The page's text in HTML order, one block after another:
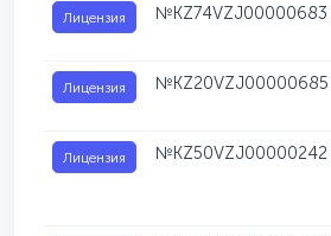
Лицензия №KZ74VZJ00000683
Лицензия №KZ20VZJ00000685
Лицензия №KZ50VZJ00000242